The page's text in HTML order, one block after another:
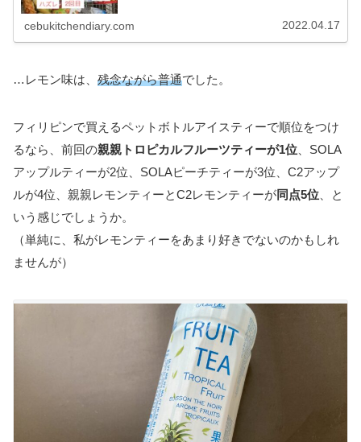
cebukitchendiary.com 2022.04.17
…レモン味は、 残念ながら普通でした。
フィリピンで買えるペットボトルアイスティーで順位をつけ
るなら、前回の親親トロピカルフルーツティーが1位 、SOLA
アップルティーが2位、SOLAピーチティーが3位、C2アップ
ルが4位、親親レモンティーとC2レモンティーが同点5位 、と
いう感じでしょうか。
（単純に、私がレモンティーをあまり好きでないのかもしれ
ませんが）